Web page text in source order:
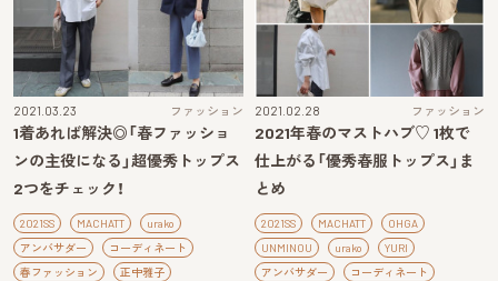
2021.03.23 ファッション
1着あれば解決◎「春ファッショ
ンの主役になる」超優秀トップス
2つをチェック！
2021SS MACHATT
urako
アンバサダー
コーディネート
春ファッション
正中雅子
2021.02.28 ファッション
2021年春のマストハブ♡ 1枚で
仕上がる「優秀春服トップス」ま
とめ
2021SS MACHATT
OHGA
UNMINOU
urako
YURI
アンバサダー
コーディネート